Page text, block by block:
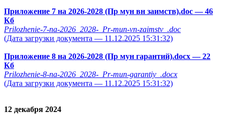
Приложение 7 на 2026-2028 (Пр мун вн заимств).doc— 46
Кб
Prilozhenie-7-na-2026_2028-_Pr-mun-vn-zaimstv_.doc
(Дата загрузки документа — 11.12.2025 15:31:32)
Приложение 8 на 2026-2028 (Пр мун гарантий).docx— 22
Кб
Prilozhenie-8-na-2026_2028-_Pr-mun-garantiy_.docx
(Дата загрузки документа — 11.12.2025 15:31:32)
12 декабря 2024